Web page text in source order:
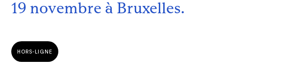
19 novembre à Bruxelles.
HORS-LIGNE